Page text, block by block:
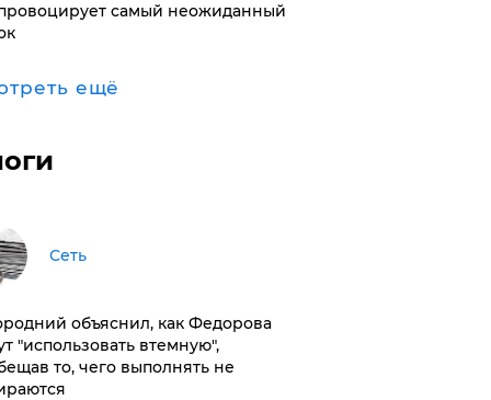
самый неожиданный
ещё
Сеть
объяснил, как Федорова
"использовать втемную",
то, чего выполнять не